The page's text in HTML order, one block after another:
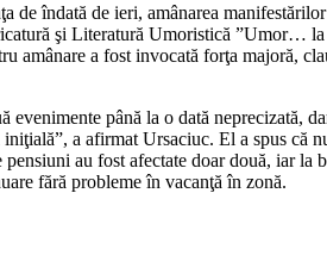
îndată de ieri, amânarea
şi Literatură Umoristică ”Umor…
amânare a fost invocată forţa majoră,
evenimente până la o dată
a afirmat Ursaciuc. El a spus
au fost afectate doar două, iar
fără probleme în vacanţă în zonă.